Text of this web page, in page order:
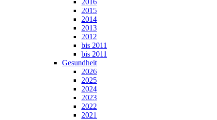
2016
2015
2014
2013
2012
bis 2011
bis 2011
Gesundheit
2026
2025
2024
2023
2022
2021